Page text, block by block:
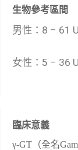
生物參考區間
男性： 8 – 61
女性： 5 – 36
臨床意義
γ-GT （全名